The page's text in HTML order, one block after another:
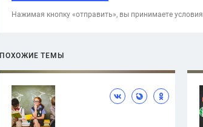
Нажимая кнопку «отправить», вы принимаете условия
ПОХОЖИЕ ТЕМЫ